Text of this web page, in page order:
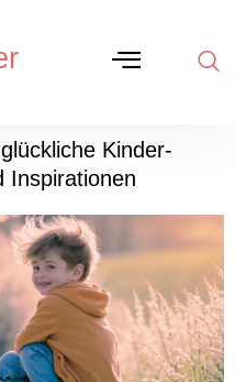
Kinder-
Inspirationen